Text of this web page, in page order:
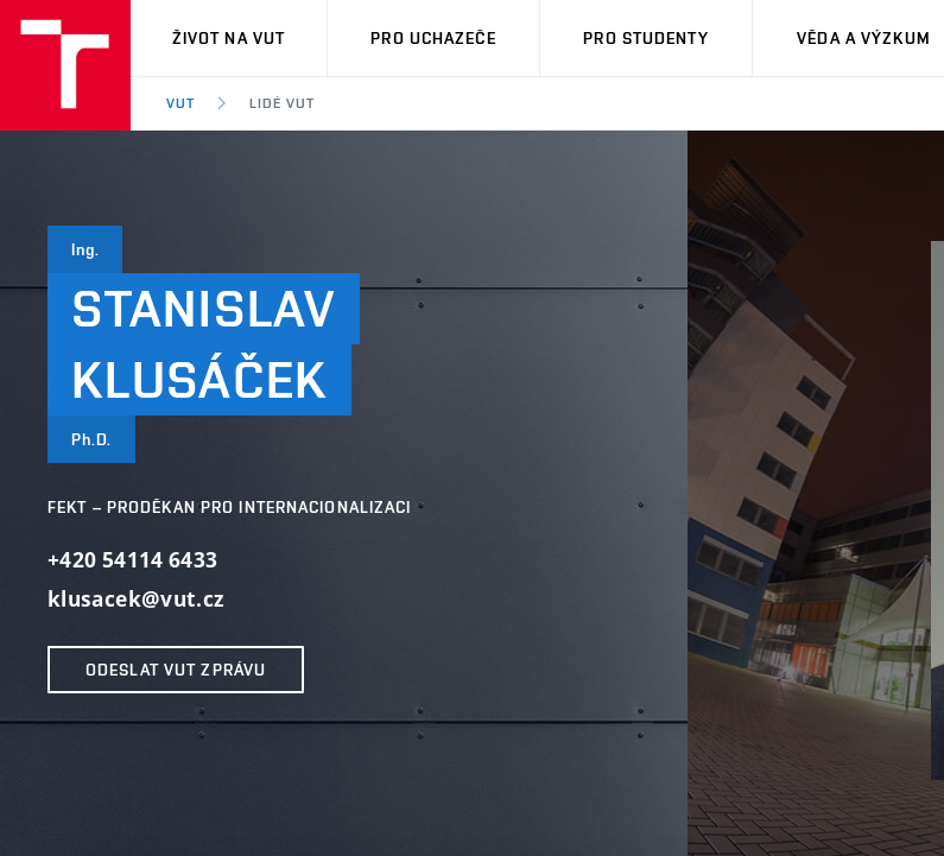
VUT
ŽIVOT NA VUT PRO UCHAZEČE PRO STUDENTY VĚDA A VÝZKUM
VUT LIDÉ VUT
Ing.
STANISLAV
KLUSÁČEK
Ph.D.
FEKT – PRODĚKAN PRO INTERNACIONALIZACI
+420 54114 6433
klusacek@vut.cz
ODESLAT VUT ZPRÁVU